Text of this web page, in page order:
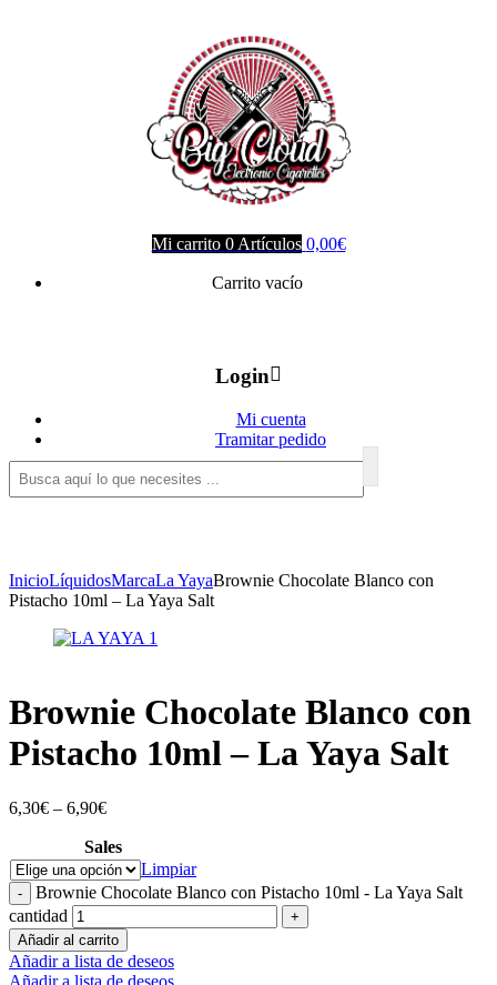
Mi carrito 0 Artículos 0,00€
Carrito vacío
Login
Mi cuenta
Tramitar pedido
InicioLíquidosMarcaLa YayaBrownie Chocolate Blanco con
Pistacho 10ml – La Yaya Salt
Brownie Chocolate Blanco con
Pistacho 10ml – La Yaya Salt
6,30€ – 6,90€
Sales
Limpiar
-
Brownie Chocolate Blanco con Pistacho 10ml - La Yaya Salt
cantidad
+
Añadir al carrito
Añadir a lista de deseos
Añadir a lista de deseos